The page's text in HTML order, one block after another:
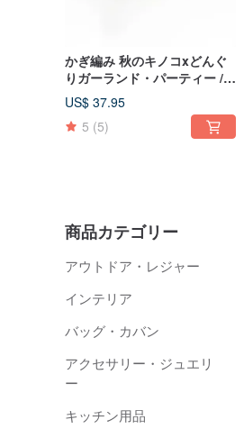
かぎ編み 秋のキノコxどんぐ
りガーランド・パーティー /
アウトドア / キャンプ / ピク
ニック / 誕生日 / インテリア
US$ 37.95
5 (5)
商品カテゴリー
アウトドア・レジャー
インテリア
バッグ・カバン
アクセサリー・ジュエリ
ー
キッチン用品